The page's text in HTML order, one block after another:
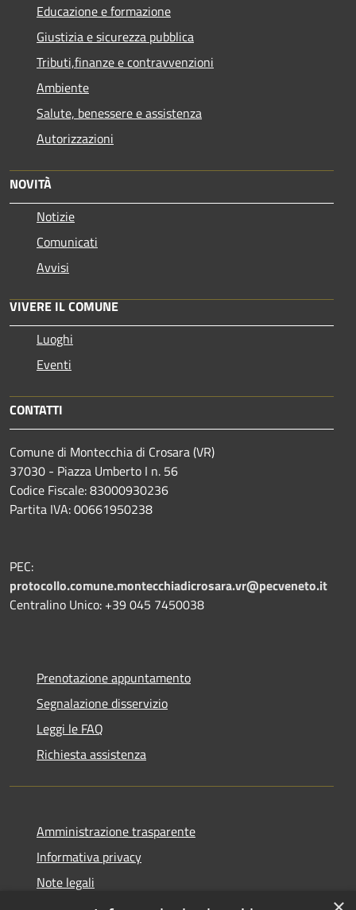
Educazione e formazione
Giustizia e sicurezza pubblica
Tributi,finanze e contravvenzioni
Ambiente
Salute, benessere e assistenza
Autorizzazioni
NOVITÀ
Notizie
Comunicati
Avvisi
VIVERE IL COMUNE
Luoghi
Eventi
CONTATTI
Comune di Montecchia di Crosara (VR)
37030 - Piazza Umberto I n. 56
Codice Fiscale: 83000930236
Partita IVA: 00661950238
PEC:
protocollo.comune.montecchiadicrosara.vr@pecveneto.it
Centralino Unico: +39 045 7450038
Prenotazione appuntamento
Segnalazione disservizio
Leggi le FAQ
Richiesta assistenza
Amministrazione trasparente
Informativa privacy
Note legali